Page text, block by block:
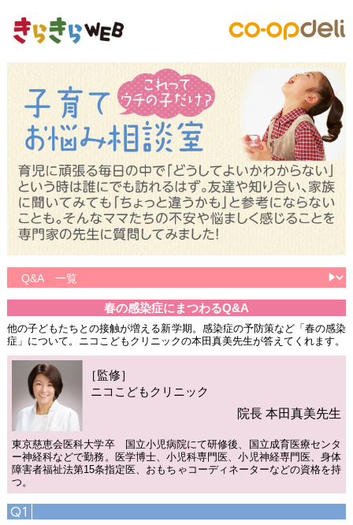
春の感染症にまつわるQ&A
他の子どもたちとの接触が増える新学期。感染症の予防策など「春の感染
症」について。ニコこどもクリニックの本田真美先生が答えてくれます。
［監修］
ニコこどもクリニック
院長 本田真美先生
東京慈恵会医科大学卒 国立小児病院にて研修後、国立成育医療センタ
ー神経科などで勤務。医学博士、小児科専門医、小児神経専門医、身体
障害者福祉法第15条指定医、おもちゃコーディネーターなどの資格を持
つ。